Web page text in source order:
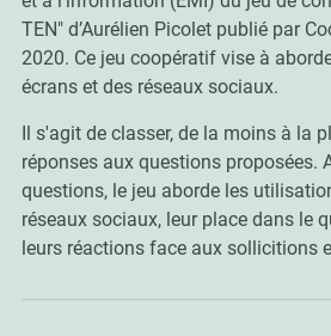
TEN" d’Aurélien Picolet publié par
2020. Ce jeu coopératif vise à
écrans et des réseaux sociaux.
Il s'agit de classer, de la moins à la
réponses aux questions proposées.
questions, le jeu aborde les
réseaux sociaux, leur place dans le
leurs réactions face aux sollicitions